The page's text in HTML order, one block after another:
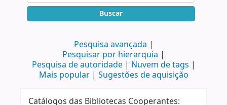
Buscar
Pesquisa avançada
Pesquisar por hierarquia
Pesquisa de autoridade
Nuvem de tags
Mais popular
Sugestões de aquisição
Catálogos das Bibliotecas Cooperantes: